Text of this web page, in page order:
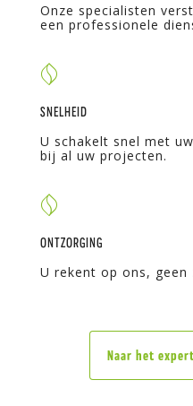
Onze specialisten
een professionele
SNELHEID
U schakelt snel met
bij al uw projecten.
ONTZORGING
U rekent op ons,
Naar het